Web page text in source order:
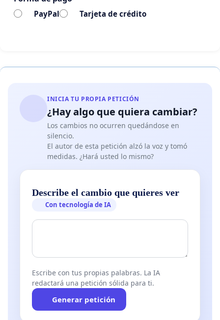
PayPal Tarjeta de crédito
INICIA TU PROPIA PETICIÓN
¿Hay algo que quiera cambiar?
Los cambios no ocurren quedándose en
silencio.
El autor de esta petición alzó la voz y tomó
medidas. ¿Hará usted lo mismo?
Describe el cambio que quieres ver
Con tecnología de IA
Escribe con tus propias palabras. La IA
redactará una petición sólida para ti.
Generar petición